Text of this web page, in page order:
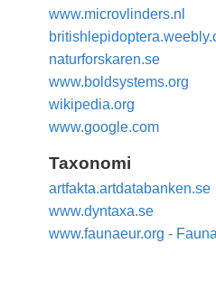
www.microvlinders.nl
naturforskaren.se
www.boldsystems.org
wikipedia.org
www.google.com
Taxonomi
artfakta.artdatabanken.se
www.dyntaxa.se
www.faunaeur.org -